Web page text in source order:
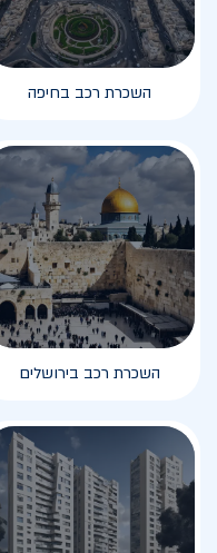
השכרת רכב בחיפה
השכרת רכב בירושלים